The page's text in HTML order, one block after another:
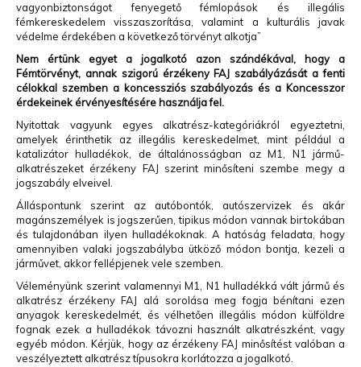
vagyonbiztonságot fenyegető fémlopások és illegális
fémkereskedelem visszaszorítása, valamint a kulturális javak
védelme érdekében a következő törvényt alkotja”
Nem értünk egyet a jogalkotó azon szándékával, hogy a
Fémtörvényt, annak szigorú érzékeny FAJ szabályázását a fenti
célokkal szemben a koncessziós szabályozás és a Koncesszor
érdekeinek érvényesítésére használja fel.
Nyitottak vagyunk egyes alkatrész-kategóriákról egyeztetni,
amelyek érinthetik az illegális kereskedelmet, mint például a
katalizátor hulladékok, de általánosságban az M1, N1 jármű-
alkatrészeket érzékeny FAJ szerint minősíteni szembe megy a
jogszabály elveivel.
Álláspontunk szerint az autóbontók, autószervizek és akár
magánszemélyek is jogszerűen, tipikus módon vannak birtokában
és tulajdonában ilyen hulladékoknak. A hatóság feladata, hogy
amennyiben valaki jogszabályba ütköző módon bontja, kezeli a
járművet, akkor fellépjenek vele szemben.
Véleményünk szerint valamennyi M1, N1 hulladékká vált jármű és
alkatrész érzékeny FAJ alá sorolása meg fogja bénítani ezen
anyagok kereskedelmét, és vélhetően illegális módon külföldre
fognak ezek a hulladékok távozni használt alkatrészként, vagy
egyéb módon. Kérjük, hogy az érzékeny FAJ minősítést valóban a
veszélyeztett alkatrész típusokra korlátozza a jogalkotó.